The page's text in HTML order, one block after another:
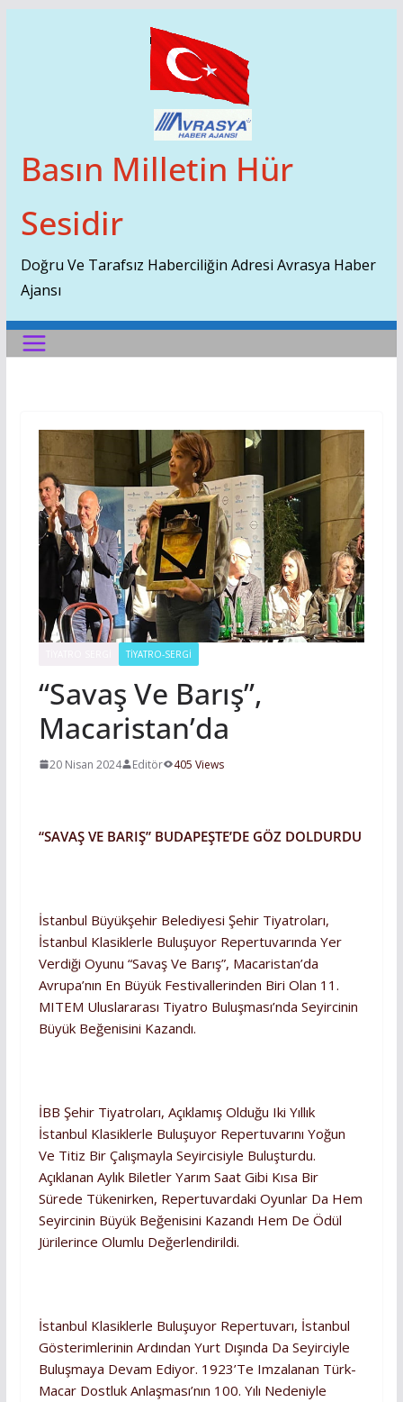
Basın Milletin Hür
Sesidir
Doğru Ve Tarafsız Haberciliğin Adresi Avrasya Haber
Ajansı
TİYATRO-SERGİ
“Savaş Ve Barış”,
Macaristan’da
20 Nisan 2024 Editör 405 Views
“SAVAŞ VE BARIŞ” BUDAPEŞTE’DE GÖZ DOLDURDU
İstanbul Büyükşehir Belediyesi Şehir Tiyatroları,
İstanbul Klasiklerle Buluşuyor Repertuvarında Yer
Verdiği Oyunu “Savaş Ve Barış”, Macaristan’da
Avrupa’nın En Büyük Festivallerinden Biri Olan 11.
MITEM Uluslararası Tiyatro Buluşması’nda Seyircinin
Büyük Beğenisini Kazandı.
İBB Şehir Tiyatroları, Açıklamış Olduğu Iki Yıllık
İstanbul Klasiklerle Buluşuyor Repertuvarını Yoğun
Ve Titiz Bir Çalışmayla Seyircisiyle Buluşturdu.
Açıklanan Aylık Biletler Yarım Saat Gibi Kısa Bir
Sürede Tükenirken, Repertuvardaki Oyunlar Da Hem
Seyircinin Büyük Beğenisini Kazandı Hem De Ödül
Jürilerince Olumlu Değerlendirildi.
İstanbul Klasiklerle Buluşuyor Repertuvarı, İstanbul
Gösterimlerinin Ardından Yurt Dışında Da Seyirciyle
Buluşmaya Devam Ediyor. 1923’te Imzalanan Türk-
Macar Dostluk Anlaşması’nın 100. Yılı Nedeniyle